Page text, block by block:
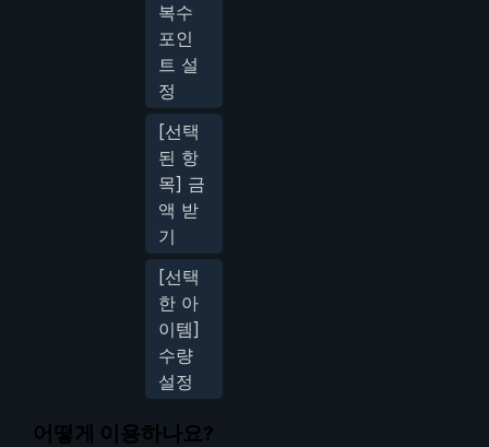
복수
포인
트 설
정
[선택
된 항
목] 금
액 받
기
[선택
한 아
이템]
수량
설정
어떻게 이용하나요?